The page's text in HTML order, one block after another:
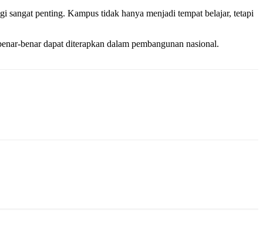
penting. Kampus tidak hanya menjadi tempat belajar, tetapi
benar dapat diterapkan dalam pembangunan nasional.